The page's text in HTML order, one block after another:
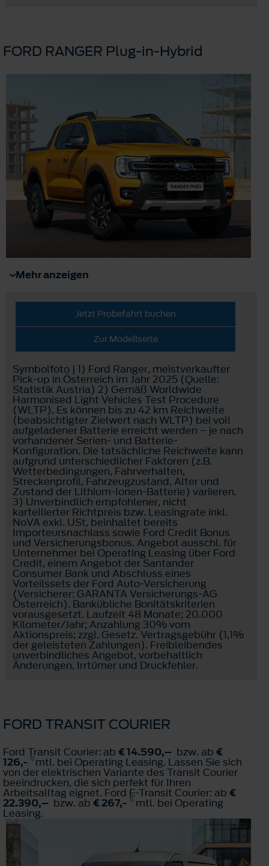
FORD RANGER Plug-in-Hybrid
Mehr anzeigen
Jetzt Probefahrt buchen
Zur Modellseite
Symbolfoto | 1) Ford Ranger, meistverkaufter
Pick-up in Österreich im Jahr 2025 (Quelle:
Statistik Austria) 2) Gemäß Worldwide
Harmonised Light Vehicles Test Procedure
(WLTP). Es können bis zu 42 km Reichweite
(beabsichtigter Zielwert nach WLTP) bei voll
aufgeladener Batterie erreicht werden – je nach
vorhandener Serien- und Batterie-
Konfiguration. Die tatsächliche Reichweite kann
aufgrund unterschiedlicher Faktoren (z.B.
Wetterbedingungen, Fahrverhalten,
Streckenprofil, Fahrzeugzustand, Alter und
Zustand der Lithium-Ionen-Batterie) variieren.
3) Unverbindlich empfohlener, nicht
kartellierter Richtpreis bzw. Leasingrate inkl.
NoVA exkl. USt, beinhaltet bereits
Importeursnachlass sowie Ford Credit Bonus
und Versicherungsbonus. Angebot ausschl. für
Unternehmer bei Operating Leasing über Ford
Credit, einem Angebot der Santander
Consumer Bank und Abschluss eines
Vorteilssets der Ford Auto-Versicherung
(Versicherer: GARANTA Versicherungs-AG
Österreich). Bankübliche Bonitätskriterien
vorausgesetzt. Laufzeit 48 Monate; 20.000
Kilometer/Jahr; Anzahlung 30% vom
Aktionspreis; zzgl. Gesetz. Vertragsgebühr (1,1%
der geleisteten Zahlungen). Freibleibendes
unverbindliches Angebot, vorbehaltlich
Änderungen, Irrtümer und Druckfehler.
FORD TRANSIT COURIER
Ford Transit Courier: ab € 14.590,– bzw. ab €
126,- 1)mtl. bei Operating Leasing. Lassen Sie sich
von der elektrischen Variante des Transit Courier
beeindrucken, die sich perfekt für Ihren
Arbeitsalltag eignet. Ford E-Transit Courier: ab €
22.390,– bzw. ab € 267,- 1) mtl. bei Operating
Leasing.